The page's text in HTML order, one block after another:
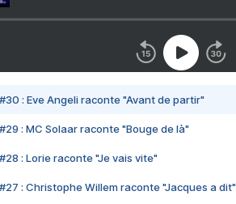
#30 : Eve Angeli raconte "Avant de partir"
#29 : MC Solaar raconte "Bouge de là"
#28 : Lorie raconte "Je vais vite"
#27 : Christophe Willem raconte "Jacques a dit"